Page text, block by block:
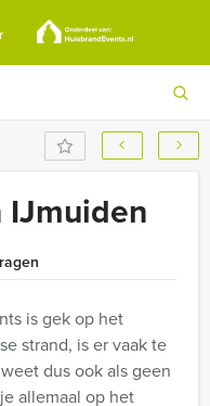
is gek op het
strand, is er vaak te
dus ook als geen
allemaal op het